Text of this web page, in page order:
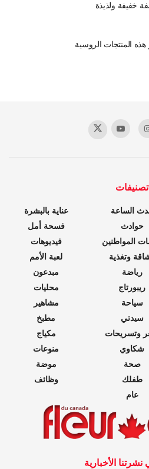
خفيفة ولذيذة
المنتجات الروسية
تصنيفات
الساعة
حوادث
المواطنين
وتغذية
رياضة
ريبورتاج
سياحة
سيدتي
وتسريحات
شكاوي
صحة
طفلك
عام
عناية بالبشرة
فسحة أمل
فيديوهات
لعبة الأمم
مبدعون
محليات
مشاهير
مطبخ
مكياج
منوعات
موضة
وظائف
الأخبارية